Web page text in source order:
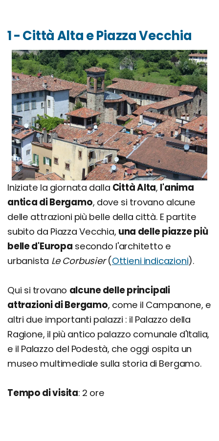
1 - Città Alta e Piazza Vecchia
Iniziate la giornata dalla Città Alta, l'anima
antica di Bergamo, dove si trovano alcune
delle attrazioni più belle della città. E partite
subito da Piazza Vecchia, una delle piazze più
belle d'Europa secondo l'architetto e
urbanista Le Corbusier(Ottieni indicazioni).
Qui si trovano alcune delle principali
attrazioni di Bergamo, come il Campanone, e
altri due importanti palazzi : il Palazzo della
Ragione, il più antico palazzo comunale d'Italia,
e il Palazzo del Podestà, che oggi ospita un
museo multimediale sulla storia di Bergamo.
Tempo di visita: 2 ore